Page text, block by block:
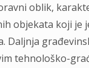
oblik,
objekata koji je
Daljnja
tehnološko-